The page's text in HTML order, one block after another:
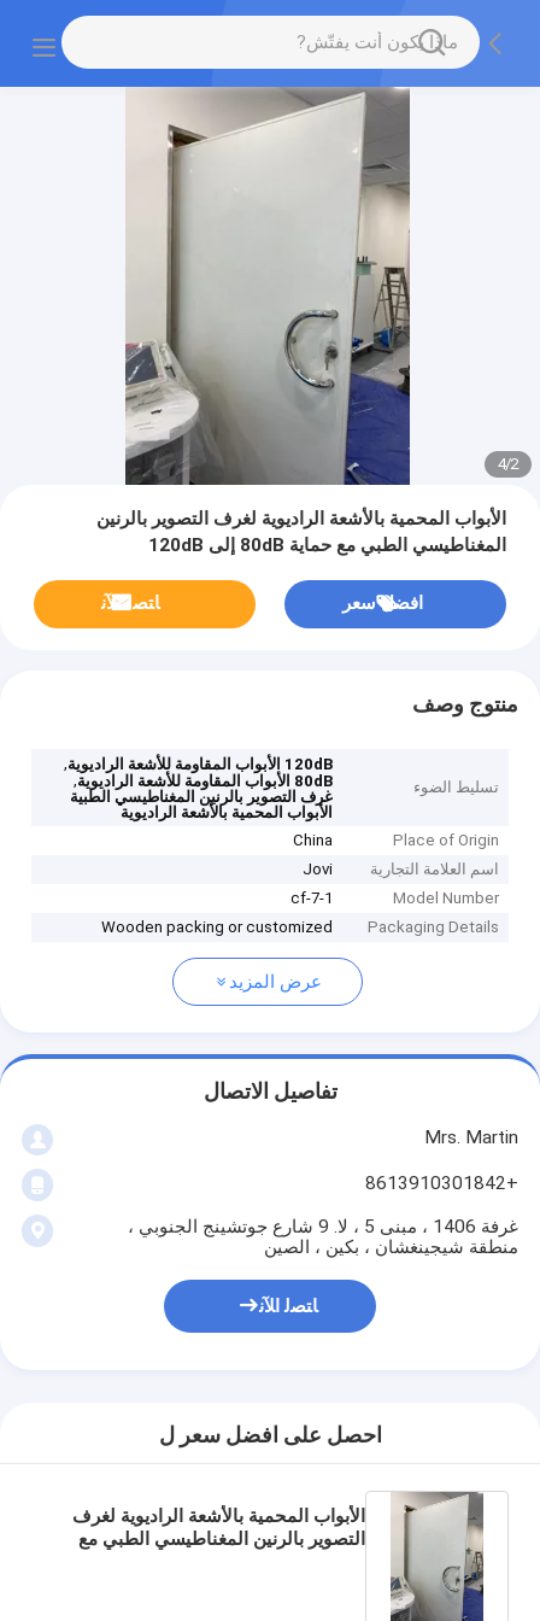
2
/
4
الأبواب المحمية بالأشعة الراديوية لغرف التصوير بالرنين
المغناطيسي الطبي مع حماية 80dB إلى 120dB
افضل سعر ﺎﺘﺼﻟ ﺍﻶﻧ
منتوج وصف
تسليط الضوء
120dB الأبواب المقاومة للأشعة الراديوية
,
80dB الأبواب المقاومة للأشعة الراديوية
,
غرف التصوير بالرنين المغناطيسي الطبية
الأبواب المحمية بالأشعة الراديوية
Place of Origin
China
اسم العلامة التجارية
Jovi
Model Number
1-cf-7
Packaging Details
Wooden packing or customized
عرض المزيد
تفاصيل الاتصال
Mrs. Martin
+8613910301842
غرفة 1406 ، مبنى 5 ، لا. 9 شارع جوتشينج الجنوبي ،
منطقة شيجينغشان ، بكين ، الصين
ﺎﺘﺼﻟ ﺍﻶﻧ
احصل على افضل سعر ل
الأبواب المحمية بالأشعة الراديوية لغرف
التصوير بالرنين المغناطيسي الطبي مع